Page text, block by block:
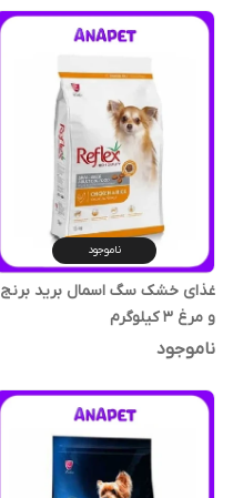
ناموجود
غذای خشک سگ اسمال برید برنج
و مرغ 3 کیلوگرم
ناموجود